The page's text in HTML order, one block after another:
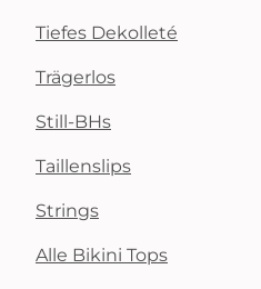
Tiefes Dekolleté
Trägerlos
Still-BHs
Taillenslips
Strings
Alle Bikini Tops